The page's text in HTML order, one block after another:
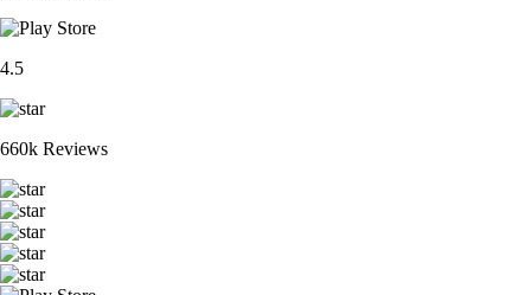
4.5
660k Reviews